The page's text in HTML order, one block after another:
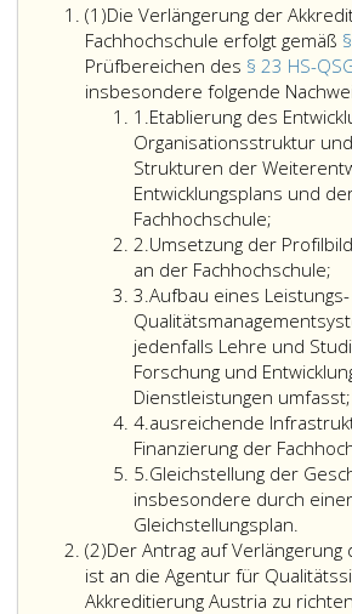
(1)Absatz
eins
Die Verlängerung der
Fachhochschule erfolgt gemäß
Prüfbereichen des § 23 HS-
insbesondere folgende
1.Ziffer
eins
Etablierung des
Organisationsstruktur
Strukturen der
Entwicklungsplans und
Fachhochschule;
2.Ziffer
2
Umsetzung der
an der Fachhochschule;
3.Ziffer
3
Aufbau eines
jedenfalls Lehre und
Forschung und
Dienstleistungen umfasst;
4.Ziffer
4
ausreichende
Finanzierung der
5.Ziffer
5
Gleichstellung der
insbesondere durch
Gleichstellungsplan.
(2)Absatz
2
Der Antrag auf
ist an die Agentur für
Akkreditierung Austria zu